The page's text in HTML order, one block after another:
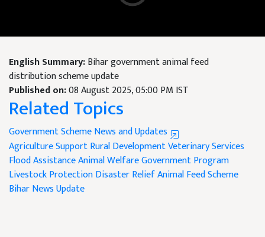
English Summary:Bihar government animal feed
distribution scheme update
Published on:08 August 2025, 05:00 PM IST
Related Topics
Government Scheme News and Updates
Agriculture SupportRural DevelopmentVeterinary Services
Flood AssistanceAnimal WelfareGovernment Program
Livestock ProtectionDisaster ReliefAnimal Feed Scheme
Bihar News Update